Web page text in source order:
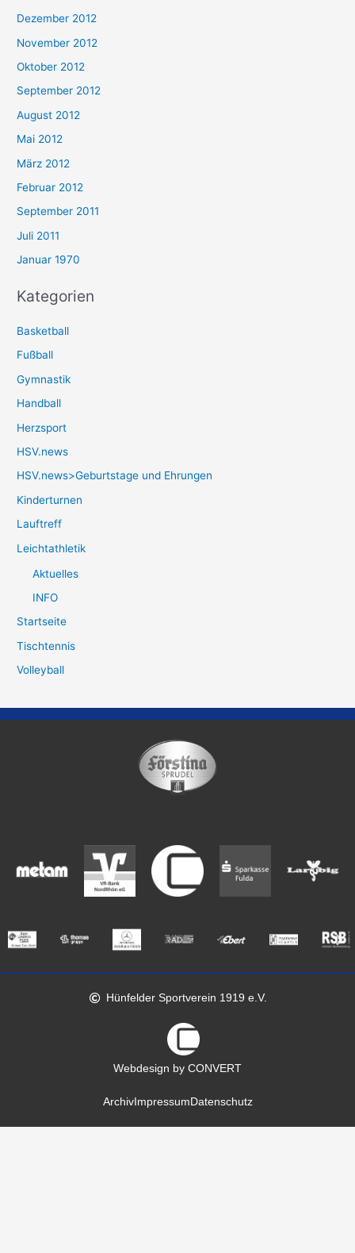
Dezember 2012
November 2012
Oktober 2012
September 2012
August 2012
Mai 2012
März 2012
Februar 2012
September 2011
Juli 2011
Januar 1970
Kategorien
Basketball
Fußball
Gymnastik
Handball
Herzsport
HSV.news
HSV.news>Geburtstage und Ehrungen
Kinderturnen
Lauftreff
Leichtathletik
Aktuelles
INFO
Startseite
Tischtennis
Volleyball
Hünfelder Sportverein 1919 e.V.
Webdesign by CONVERT
ArchivImpressumDatenschutz